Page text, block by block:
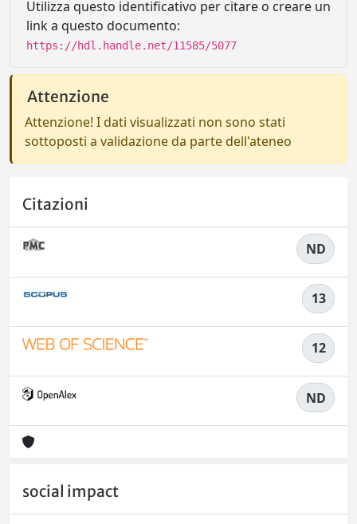
Utilizza questo identificativo per citare o creare un
link a questo documento:
https://hdl.handle.net/11585/5077
Attenzione
Attenzione! I dati visualizzati non sono stati
sottoposti a validazione da parte dell'ateneo
Citazioni
ND
13
12
ND
social impact